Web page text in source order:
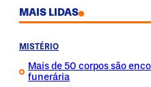
MAIS LIDAS
MISTÉRIO
Mais de 50 corpos são
funerária